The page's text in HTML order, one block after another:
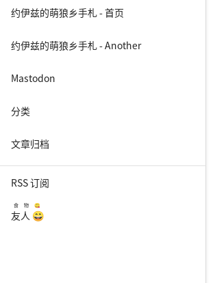
约伊兹的萌狼乡手札 - 首页
约伊兹的萌狼乡手札 - Another
Mastodon
分类
文章归档
RSS 订阅
友人 😄
食物😋